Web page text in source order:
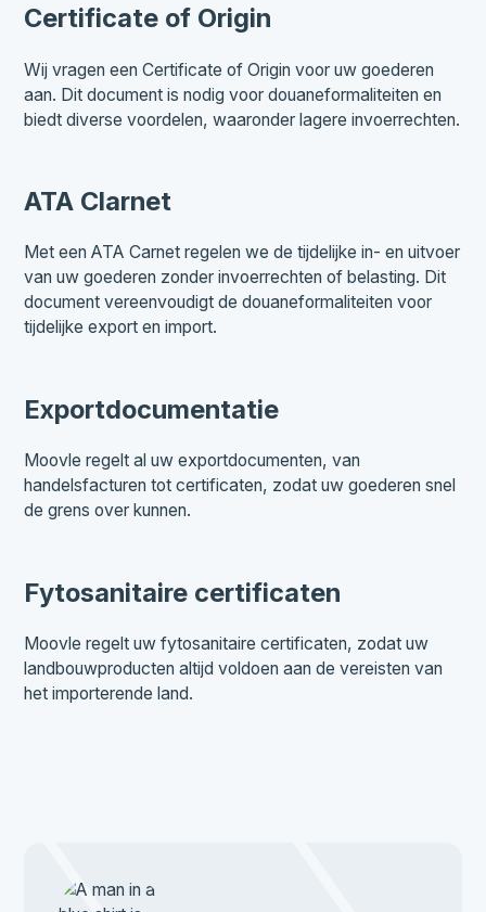
Certificate of Origin
Wij vragen een Certificate of Origin voor uw goederen
aan. Dit document is nodig voor douaneformaliteiten en
biedt diverse voordelen, waaronder lagere invoerrechten.
ATA Clarnet
Met een ATA Carnet regelen we de tijdelijke in- en uitvoer
van uw goederen zonder invoerrechten of belasting. Dit
document vereenvoudigt de douaneformaliteiten voor
tijdelijke export en import.
Exportdocumentatie
Moovle regelt al uw exportdocumenten, van
handelsfacturen tot certificaten, zodat uw goederen snel
de grens over kunnen.
Fytosanitaire certificaten
Moovle regelt uw fytosanitaire certificaten, zodat uw
landbouwproducten altijd voldoen aan de vereisten van
het importerende land.